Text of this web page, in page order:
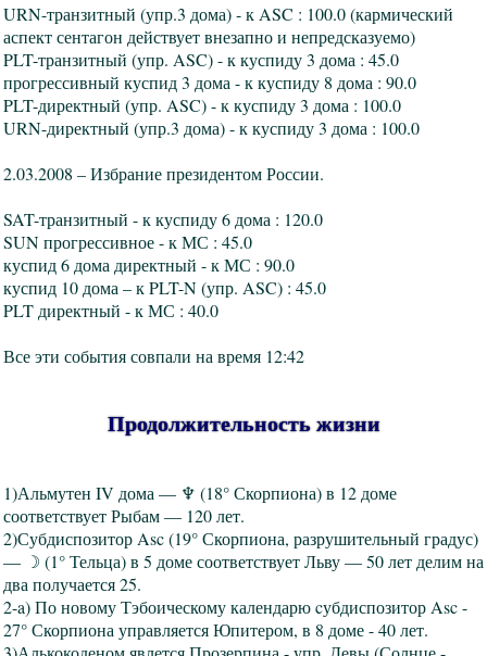
URN-транзитный (упр.3 дома) - к ASC : 100.0 (кармический
аспект сентагон действует внезапно и непредсказуемо)
PLT-транзитный (упр. ASC) - к куспиду 3 дома : 45.0
прогрессивный куспид 3 дома - к куспиду 8 дома : 90.0
PLT-директный (упр. ASC) - к куспиду 3 дома : 100.0
URN-директный (упр.3 дома) - к куспиду 3 дома : 100.0
2.03.2008 – Избрание президентом России.
SAT-транзитный - к куспиду 6 дома : 120.0
SUN прогрессивное - к МС : 45.0
куспид 6 дома директный - к МС : 90.0
куспид 10 дома – к PLT-N (упр. ASC) : 45.0
PLT директный - к МС : 40.0
Все эти события совпали на время 12:42
Продолжительность жизни
1)Альмутен IV дома — ♆ (18° Скорпиона) в 12 доме
соответствует Рыбам — 120 лет.
2)Субдиспозитор Asc (19° Скорпиона, разрушительный градус)
— ☽ (1° Тельца) в 5 доме соответствует Льву — 50 лет делим на
два получается 25.
2-a) По новому Тэбоическому календарю cубдиспозитор Asc -
27° Скорпиона управляется Юпитером, в 8 доме - 40 лет.